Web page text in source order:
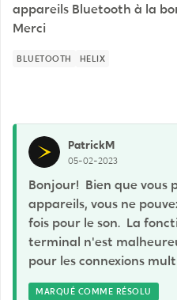
appareils Bluetooth à la
Merci
BLUETOOTH HELIX
PatrickM
05-02-2023
Bonjour! Bien que vous
appareils, vous ne
fois pour le son. La
terminal n'est
pour les connexions
MARQUÉ COMME RÉSOLU